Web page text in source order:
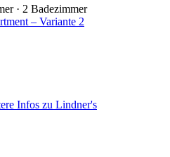
· 2 Badezimmer
– Variante 2
Infos zu Lindner's